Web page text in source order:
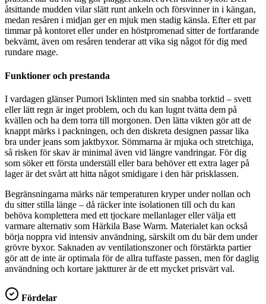
åtsittande mudden vilar slätt runt ankeln och försvinner in i kängan,
medan resåren i midjan ger en mjuk men stadig känsla. Efter ett par
timmar på kontoret eller under en höstpromenad sitter de fortfarande
bekvämt, även om resåren tenderar att vika sig något för dig med
rundare mage.
Funktioner och prestanda
I vardagen glänser Pumori Isklinten med sin snabba torktid – svett
eller lätt regn är inget problem, och du kan lugnt tvätta dem på
kvällen och ha dem torra till morgonen. Den lätta vikten gör att de
knappt märks i packningen, och den diskreta designen passar lika
bra under jeans som jaktbyxor. Sömmarna är mjuka och stretchiga,
så risken för skav är minimal även vid längre vandringar. För dig
som söker ett första underställ eller bara behöver ett extra lager på
lager är det svårt att hitta något smidigare i den här prisklassen.
Begränsningarna märks när temperaturen kryper under nollan och
du sitter stilla länge – då räcker inte isolationen till och du kan
behöva komplettera med ett tjockare mellanlager eller välja ett
varmare alternativ som Härkila Base Warm. Materialet kan också
börja noppra vid intensiv användning, särskilt om du bär dem under
grövre byxor. Saknaden av ventilationszoner och förstärkta partier
gör att de inte är optimala för de allra tuffaste passen, men för daglig
användning och kortare jaktturer är de ett mycket prisvärt val.
Fördelar